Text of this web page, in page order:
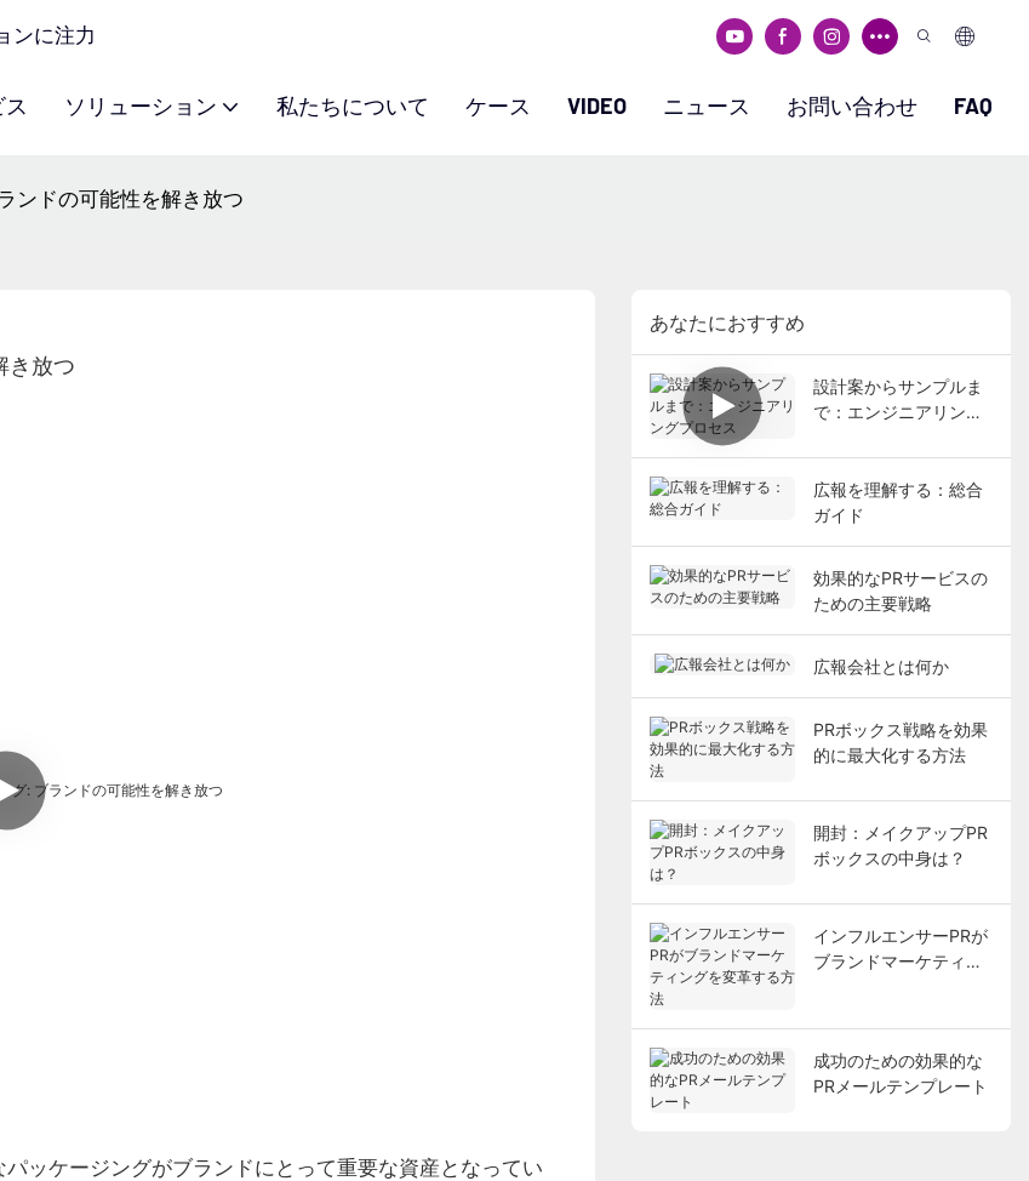
ンに注力
ソリューション 私たちについて ケース VIDEO ニュース お問い合わせ FAQ
ンドの可能性を解き放つ
き放つ
ッケージングがブランドにとって重要な資産となってい
あなたにおすすめ
設計案からサンプルま
で：エンジニアリング
広報を理解する：総合
ガイド
効果的なPRサービスの
ための主要戦略
広報会社とは何か
PRボックス戦略を効果
的に最大化する方法
開封：メイクアップPR
ボックスの中身は？
インフルエンサーPRが
ブランドマーケティン
成功のための効果的な
PRメールテンプレート